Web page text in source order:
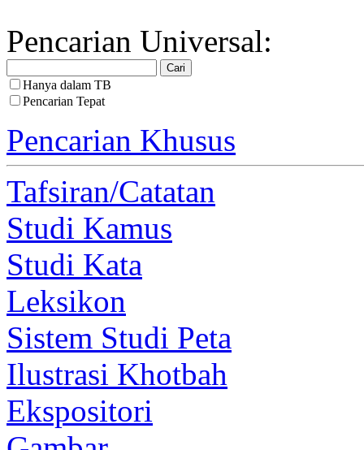
Pencarian Universal:
Hanya dalam TB
Pencarian Tepat
Pencarian Khusus
Tafsiran/Catatan
Studi Kamus
Studi Kata
Leksikon
Sistem Studi Peta
Ilustrasi Khotbah
Ekspositori